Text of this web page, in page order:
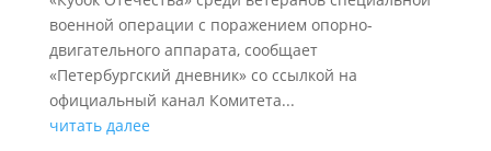
военной операции с поражением опорно-
двигательного аппарата, сообщает
«Петербургский дневник» со ссылкой на
официальный канал Комитета...
читать далее